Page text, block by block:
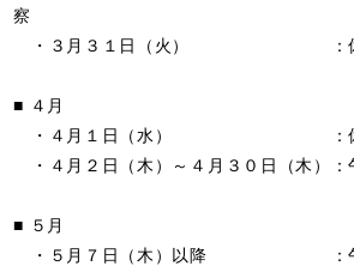
察
・３月３１日（火） ：
■ ４月
・４月１日（水） ：
・４月２日（木）～４月３０日（木）：
■ ５月
・５月７日（木）以降 ：午前